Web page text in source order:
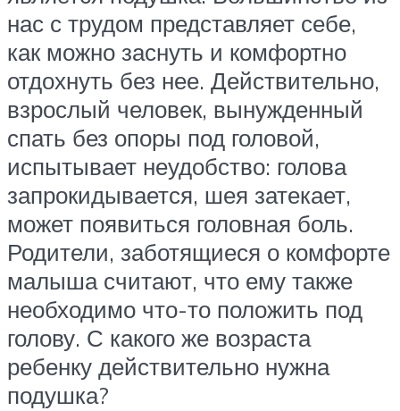
нас с трудом представляет себе,
как можно заснуть и комфортно
отдохнуть без нее. Действительно,
взрослый человек, вынужденный
спать без опоры под головой,
испытывает неудобство: голова
запрокидывается, шея затекает,
может появиться головная боль.
Родители, заботящиеся о комфорте
малыша считают, что ему также
необходимо что-то положить под
голову. С какого же возраста
ребенку действительно нужна
подушка?